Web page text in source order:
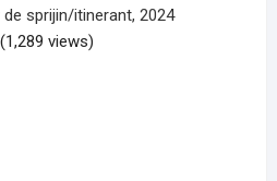
sprijin/itinerant, 2024
(1,289 views)